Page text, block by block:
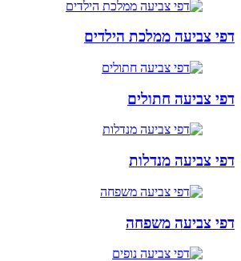
דפי צביעה ממלכת הילדים
דפי צביעה חתולים
דפי צביעה מנדלות
דפי צביעה משפחה